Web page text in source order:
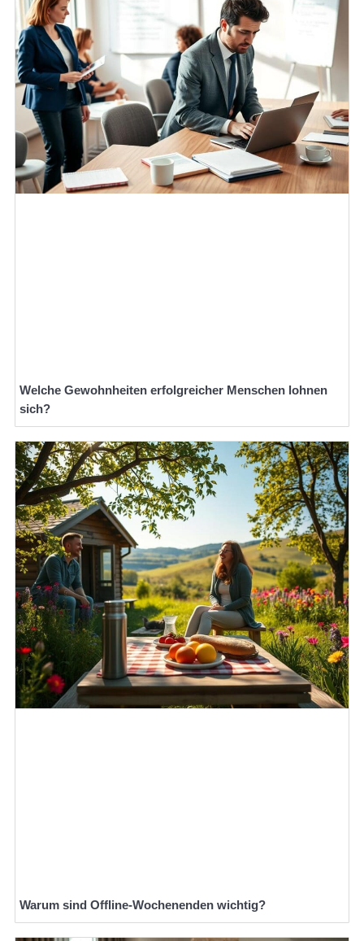
Welche Gewohnheiten erfolgreicher Menschen lohnen
sich?
Warum sind Offline-Wochenenden wichtig?